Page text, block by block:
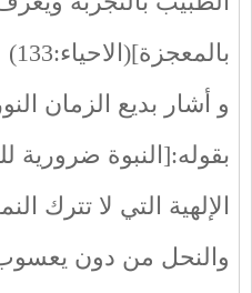
بالمعجزة](الاحياء:133)
و أشار بديع الزمان
بقوله:[النبوة ضرورية
الإلهية التي لا تترك
والنحل من دون